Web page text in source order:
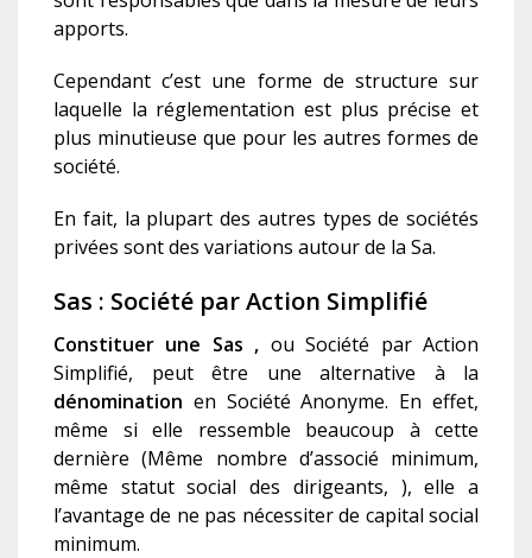
apports.
Cependant c’est une forme de structure sur
laquelle la réglementation est plus précise et
plus minutieuse que pour les autres formes de
société.
En fait, la plupart des autres types de sociétés
privées sont des variations autour de la Sa.
Sas : Société par Action Simplifié
Constituer une Sas , ou Société par Action
Simplifié, peut être une alternative à la
dénomination en Société Anonyme. En effet,
même si elle ressemble beaucoup à cette
dernière (Même nombre d’associé minimum,
même statut social des dirigeants, ), elle a
l’avantage de ne pas nécessiter de capital social
minimum.